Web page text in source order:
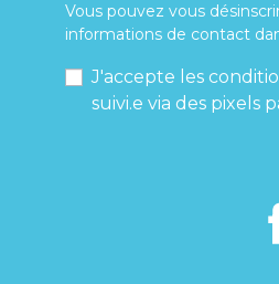
Vous pouvez vous
informations de contact
J'accepte les
suivi.e via des pixels